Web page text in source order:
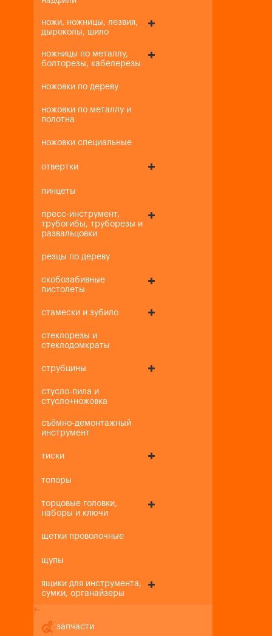
ножи, ножницы, лезвия,
дыроколы, шило
ножницы по металлу,
болторезы, кабелерезы
ножовки по дереву
ножовки по металлу и
полотна
ножовки специальные
отвертки
пинцеты
пресс-инструмент,
трубогибы, труборезы и
развальцовки
резцы по дереву
скобозабивные
пистолеты
стамески и зубило
стеклорезы и
стеклодомкраты
струбцины
стусло-пила и
стусло+ножовка
съёмно-демонтажный
инструмент
тиски
топоры
торцовые головки,
наборы и ключи
щетки проволочные
щупы
ящики для инструмента,
сумки, органайзеры
+-
запчасти